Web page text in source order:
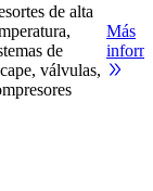
de alta
de
válvulas,
Más